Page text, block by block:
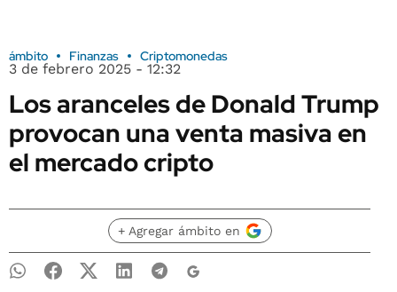
ámbito Finanzas Criptomonedas
3 de febrero 2025 - 12:32
Los aranceles de Donald Trump
provocan una venta masiva en
el mercado cripto
+ Agregar ámbito en